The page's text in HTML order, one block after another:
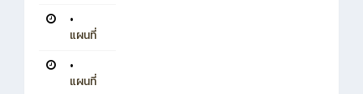
•
แผนที่
•
แผนที่